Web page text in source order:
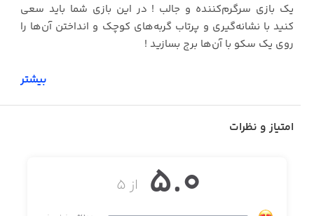
یک بازی سرگرم‌کننده و جالب ! در این بازی شما باید سعی
کنید با نشانه‌گیری و پرتاب گربه‌های کوچک و انداختن آن‌ها را
روی یک سکو با آن‌ها برج بسازید !
بیشتر
امتیاز و نظرات
از ۵ 5.0